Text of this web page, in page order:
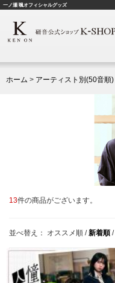
一ノ瀬 颯オフィシャルグッズ
ホーム > アーティスト別(50音順)
13件の商品がございます。
並べ替え： オススメ順 /新着順 /